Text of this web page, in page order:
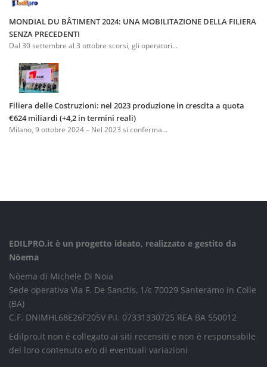
MONDIAL DU BÂTIMENT 2024: UNA MOBILITAZIONE DELLA FILIERA
SENZA PRECEDENTI
Dal 30 settembre al 3 ottobre scorsi, gli operatori...
Filiera delle Costruzioni: nel 2023 produzione in crescita a quota
€624 miliardi (+4,2 in termini reali)
Milano, 9 ottobre 2024 – Nel 2023 si conferma...
EDILPRO.it è un progetto ideato, realizzato e gestito da
Nòema
Nòema di Michele Di Noia
Sede operativa Via F. De Sanctis, 1/c 70029 Santeramo in Colle
(BA)
C.F. DNIMHL68E26F205V P.I. 07331330725 REA BA 550012
Edilpro.it non è collegato ai siti recensiti e non è responsabile
del loro contenuto e/o di eventuali variazioni